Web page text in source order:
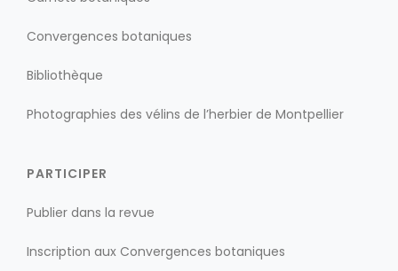
Convergences botaniques
Bibliothèque
Photographies des vélins de l’herbier de Montpellier
PARTICIPER
Publier dans la revue
Inscription aux Convergences botaniques